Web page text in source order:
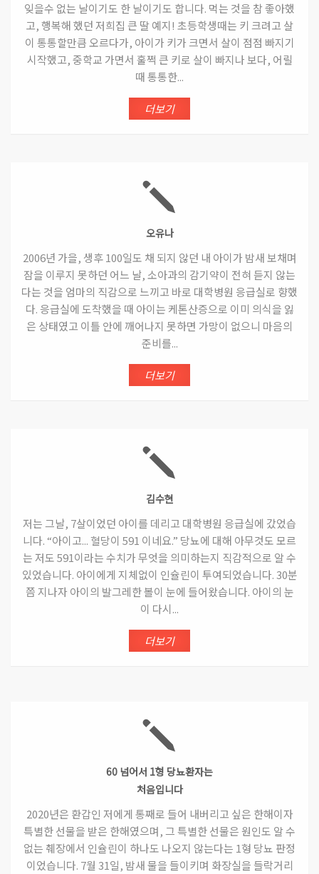
잊을수 없는 날이기도 한 날이기도 합니다. 먹는 것을 참 좋아했
고, 행복해 했던 저희집 큰 딸 예지! 초등학생때는 키 크려고 살
이 통통할만큼 오르다가, 아이가 키가 크면서 살이 점점 빠지기
시작했고, 중학교 가면서 훌쩍 큰 키로 살이 빠지나 보다, 어릴
때 통통한...
더보기
오유나
2006년 가을, 생후 100일도 채 되지 않던 내 아이가 밤새 보채며
잠을 이루지 못하던 어느 날, 소아과의 감기약이 전혀 듣지 않는
다는 것을 엄마의 직감으로 느끼고 바로 대학병원 응급실로 향했
다. 응급실에 도착했을 때 아이는 케톤산증으로 이미 의식을 잃
은 상태였고 이틀 안에 깨어나지 못하면 가망이 없으니 마음의
준비를...
더보기
김수현
저는 그날, 7살이었던 아이를 데리고 대학병원 응급실에 갔었습
니다. “아이고... 혈당이 591 이네요.” 당뇨에 대해 아무것도 모르
는 저도 591이라는 수치가 무엇을 의미하는지 직감적으로 알 수
있었습니다. 아이에게 지체없이 인슐린이 투여되었습니다. 30분
쯤 지나자 아이의 발그레한 볼이 눈에 들어왔습니다. 아이의 눈
이 다시...
더보기
60 넘어서 1형 당뇨환자는
처음입니다
2020년은 환갑인 저에게 통째로 들어 내버리고 싶은 한해이자
특별한 선물을 받은 한해였으며, 그 특별한 선물은 원인도 알 수
없는 췌장에서 인슐린이 하나도 나오지 않는다는 1형 당뇨 판정
이었습니다. 7월 31일, 밤새 물을 들이키며 화장실을 들락거리